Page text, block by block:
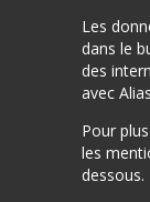
Les
dans le
des
avec
Pour
les
dessous.